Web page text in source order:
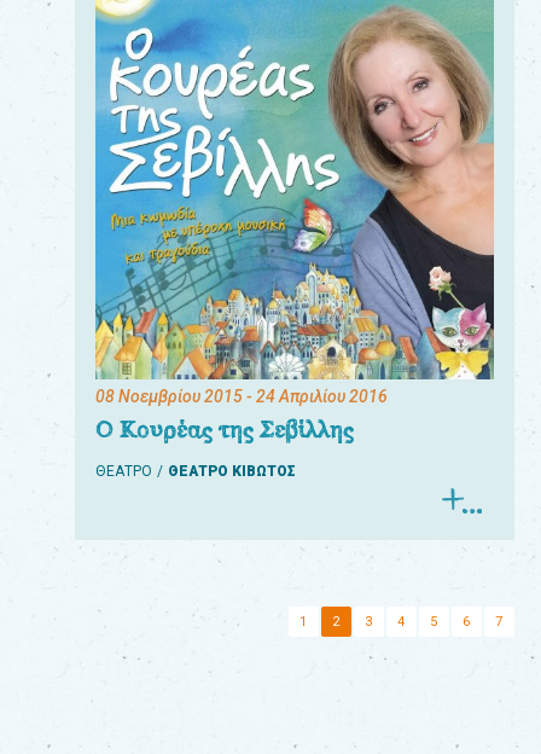
08 Νοεμβρίου 2015- 24 Απριλίου 2016
Ο Κουρέας της Σεβίλλης
ΘΕΑΤΡΟ ΘΕΑΤΡΟ ΚΙΒΩΤΟΣ
1 2 3 4 5 6 7